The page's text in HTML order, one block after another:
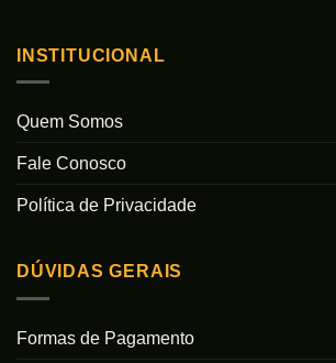
INSTITUCIONAL
Quem Somos
Fale Conosco
Política de Privacidade
DÚVIDAS GERAIS
Formas de Pagamento